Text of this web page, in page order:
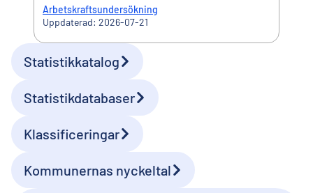
Arbetskraftsundersökning
Uppdaterad: 2026-07-21
Genvägar
Statistikkatalog
Statistikdatabaser
Klassificeringar
Kommunernas nyckeltal
Extern länk